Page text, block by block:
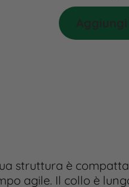
struttura è
agile. Il collo è